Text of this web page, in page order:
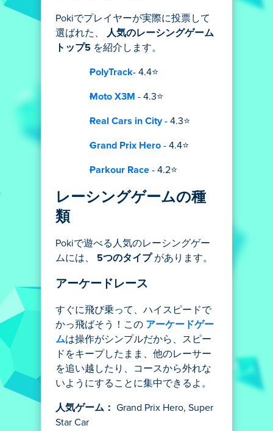
Pokiでプレイヤーが実際に投票して
選ばれた、
人気のレーシングゲーム
トップ5 を紹介します。
PolyTrack- 4.4⭐
Moto X3M - 4.3⭐
Real Cars in City- 4.3⭐
Grand Prix Hero - 4.4⭐
Parkour Race - 4.2⭐
レーシングゲームの種
類
Pokiで遊べる人気のレーシングゲー
ムには、 5つのタイプがあります。
アーケードレース
すぐに飛び乗って、ハイスピードで
かっ飛ばそう！この アーケードゲー
ムは操作がシンプルだから、スピー
ドをキープしたまま、他のレーサー
を追い越したり、コースから外れな
いようにすることに集中できるよ。
人気ゲーム：
Grand Prix Hero, Super
Star Car